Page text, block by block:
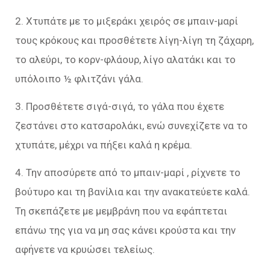
2. Χτυπάτε με το μιξεράκι χειρός σε μπαιν-μαρί
τους κρόκους και προσθέτετε λίγη-λίγη τη ζάχαρη,
το αλεύρι, το κορν-φλάουρ, λίγο αλατάκι και το
υπόλοιπο ½ φλιτζάνι γάλα.
3. Προσθέτετε σιγά-σιγά, το γάλα που έχετε
ζεστάνει στο κατσαρολάκι, ενώ συνεχίζετε να το
χτυπάτε, μέχρι να πήξει καλά η κρέμα.
4. Την αποσύρετε από το μπαιν-μαρί , ρίχνετε το
βούτυρο και τη βανίλια και την ανακατεύετε καλά.
Τη σκεπάζετε με μεμβράνη που να εφάπτεται
επάνω της για να μη σας κάνει κρούστα και την
αφήνετε να κρυώσει τελείως.